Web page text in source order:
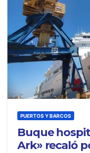
PUERTOS Y BARCOS
Buque
Ark» recaló